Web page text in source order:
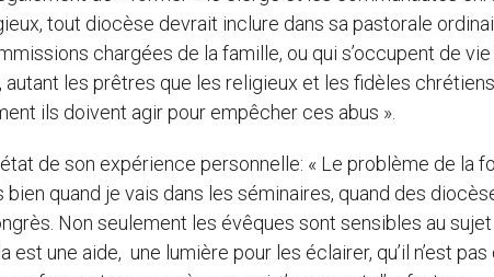
tout diocèse devrait inclure dans sa pastorale
chargées de la famille, ou qui s’occupent de
autant les prêtres que les religieux et les fidèles
ils doivent agir pour empêcher ces abus ».
de son expérience personnelle: « Le problème de la
quand je vais dans les séminaires, quand des
Non seulement les évêques sont sensibles au
est une aide, une lumière pour les éclairer, qu’il n’est pas